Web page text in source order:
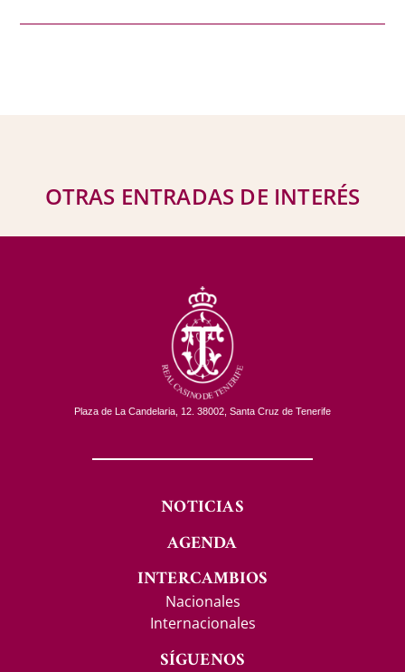
OTRAS ENTRADAS DE INTERÉS
Plaza de La Candelaria, 12. 38002, Santa Cruz de Tenerife
NOTICIAS
AGENDA
INTERCAMBIOS
Nacionales
Internacionales
SÍGUENOS